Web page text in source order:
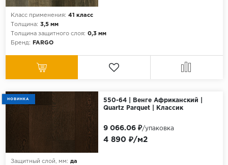
Класс применения: 41 класс
Толщина: 3,5 мм
Толщина защитного слоя: 0,3 мм
Бренд:
FARGO
НОВИНКА
550-64 | Венге Африканский |
Quartz Parquet | Классик
Защитный слой, мм: да
4 890 ₽/м2
9 066.06 ₽/упаковка